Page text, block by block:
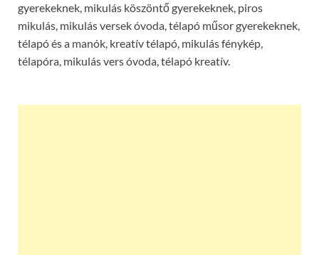
gyerekeknek, mikulás köszöntő gyerekeknek, piros
mikulás, mikulás versek óvoda, télapó műsor gyerekeknek,
télapó és a manók, kreatív télapó, mikulás fénykép,
télapóra, mikulás vers óvoda, télapó kreatív.